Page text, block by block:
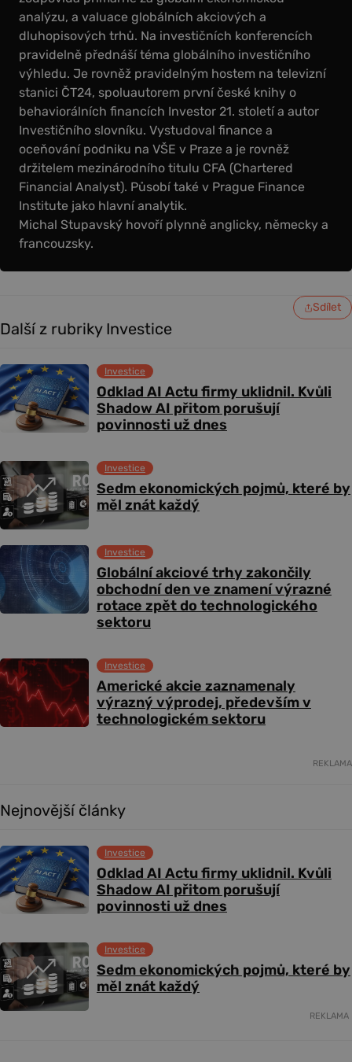
analýzu, a valuace globálních akciových a
dluhopisových trhů. Na investičních konferencích
pravidelně přednáší téma globálního investičního
výhledu. Je rovněž pravidelným hostem na televizní
stanici ČT24, spoluautorem první české knihy o
behaviorálních financích Investor 21. století a autor
Investičního slovníku. Vystudoval finance a
oceňování podniku na VŠE v Praze a je rovněž
držitelem mezinárodního titulu CFA (Chartered
Financial Analyst). Působí také v Prague Finance
Institute jako hlavní analytik.
Michal Stupavský hovoří plynně anglicky, německy a
francouzsky.
Sdílet
Další z rubriky Investice
Odklad AI Actu firmy uklidnil. Kvůli
Shadow AI přitom porušují
povinnosti už dnes
Investice
Sedm ekonomických pojmů, které by
měl znát každý
Investice
Globální akciové trhy zakončily
obchodní den ve znamení výrazné
rotace zpět do technologického
sektoru
Investice
Americké akcie zaznamenaly
výrazný výprodej, především v
technologickém sektoru
Investice
REKLAMA
Nejnovější články
Odklad AI Actu firmy uklidnil. Kvůli
Shadow AI přitom porušují
povinnosti už dnes
Investice
Sedm ekonomických pojmů, které by
měl znát každý
Investice
REKLAMA